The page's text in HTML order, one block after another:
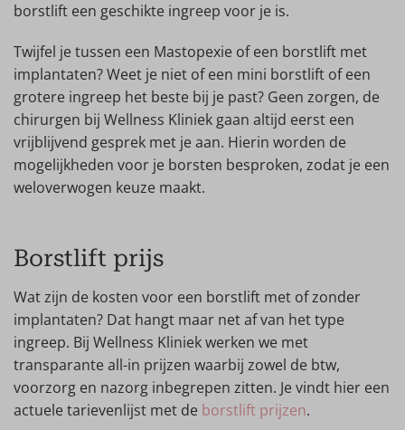
borstlift een geschikte ingreep voor je is.
Twijfel je tussen een Mastopexie of een borstlift met
implantaten? Weet je niet of een mini borstlift of een
grotere ingreep het beste bij je past? Geen zorgen, de
chirurgen bij Wellness Kliniek gaan altijd eerst een
vrijblijvend gesprek met je aan. Hierin worden de
mogelijkheden voor je borsten besproken, zodat je een
weloverwogen keuze maakt.
Borstlift prijs
Wat zijn de kosten voor een borstlift met of zonder
implantaten? Dat hangt maar net af van het type
ingreep. Bij Wellness Kliniek werken we met
transparante all-in prijzen waarbij zowel de btw,
voorzorg en nazorg inbegrepen zitten. Je vindt hier een
actuele tarievenlijst met de borstlift prijzen.